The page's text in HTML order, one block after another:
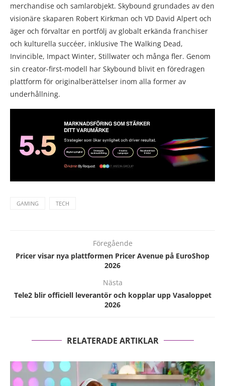
merchandise och samlarobjekt. Skybound grundades av den
visionäre skaparen Robert Kirkman och VD David Alpert och
äger och förvaltar en portfölj av globalt erkända franchiser
och kulturella succéer, inklusive The Walking Dead,
Invincible, Impact Winter, Stillwater och många fler. Genom
sin creator-first-modell har Skybound blivit en föredragen
plattform för originalberättelser inom alla former av
underhållning.
GAMING TECH
Föregående
Pricer visar nya plattformen Pricer Avenue på EuroShop
2026
Nästa
Tele2 blir officiell leverantör och kopplar upp Vasaloppet
2026
RELATERADE ARTIKLAR